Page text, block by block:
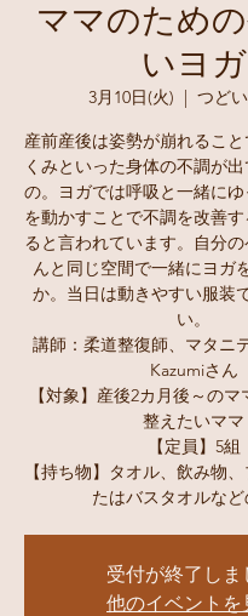
ママのため
いヨガ
3月10日(火)
  |
つど
産前産後は姿勢が崩れるこ
くみといった身体の不調が
の。ヨガでは呼吸と一緒に
を動かすことで不調を改善
ると言われています。自分
んと同じ空間で一緒にヨガ
か。当日は動きやすい服装
い。
講師：柔道整復師、マタニ
Kazumiさん
【対象】産後2カ月後～の
整えたいママ
【定員】5組
【持ち物】タオル、飲み物
たはバスタオルな
受付が終了しま
他のイベントを